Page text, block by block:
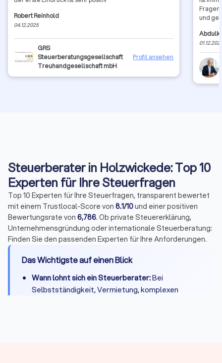
Robert Reinhold
04.12.2025
GRS
Steuerberatungsgesellschaft
Treuhandgesellschaft mbH
Profil ansehen
Fragen
und
und ich
ihn
den
hier
Steuerberater in Holzwickede: Top 10
Experten für Ihre Steuerfragen
Top 10 Experten für Ihre Steuerfragen, transparent bewertet
mit einem Trustlocal-Score von 8.1/10und einer positiven
Bewertungsrate von 6,786. Ob private Steuererklärung,
Unternehmensgründung oder internationale Steuerberatung:
Finden Sie den passenden Experten für Ihre Anforderungen.
Das Wichtigste auf einen Blick
Wann lohnt sich ein Steuerberater:Bei
Selbstständigkeit, Vermietung, komplexen